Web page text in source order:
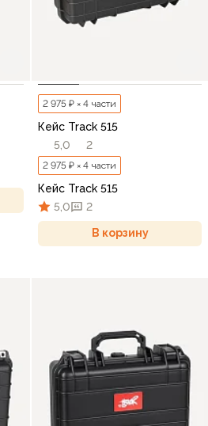
2 975 ₽ × 4 части
Кейс Track 515
5,0
2
2 975 ₽ × 4 части
Кейс Track 515
5,0
2
В корзину